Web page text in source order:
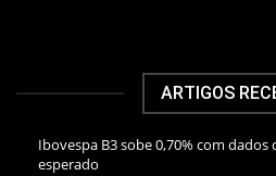
ARTIGOS
Ibovespa B3 sobe 0,70% com
esperado